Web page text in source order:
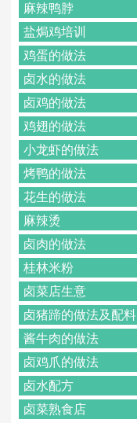
麻辣鸭脖
盐焗鸡培训
鸡蛋的做法
卤水的做法
卤鸡的做法
鸡翅的做法
小龙虾的做法
烤鸭的做法
花生的做法
麻辣烫
卤肉的做法
桂林米粉
卤菜店生意
卤猪蹄的做法及配料
酱牛肉的做法
卤鸡爪的做法
卤水配方
卤菜熟食店